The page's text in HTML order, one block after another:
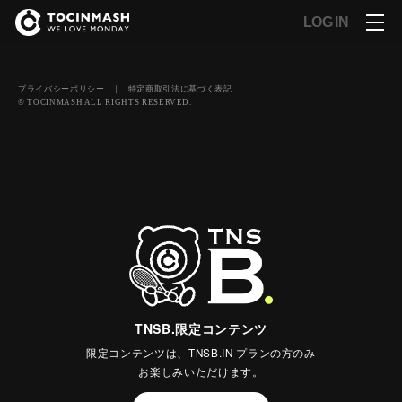
LOG IN
TNSB.限定コンテンツ
限定コンテンツは、TNSB.IN プランの方のみ
お楽しみいただけます。
プライバシーポリシー ｜ 特定商取引法に基づく表記
© TOCINMASH ALL RIGHTS RESERVED.